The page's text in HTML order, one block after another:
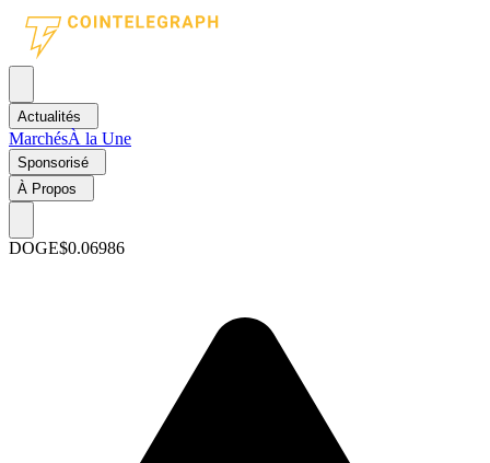
Actualités
MarchésÀ la Une
Sponsorisé
À Propos
DOGE$0.06986